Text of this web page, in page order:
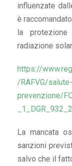
influenzate
è
la
radiazione
https://
/RAFVG/
prevenzione/
La mancata
sanzioni
salvo che il